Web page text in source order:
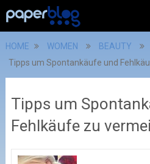
HOME WOMEN
BEAUTY
Tipps um Spontankäufe und
Tipps um
Fehlkäufe zu